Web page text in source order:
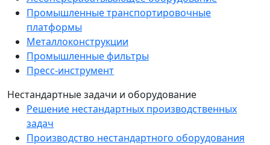
Промышленные транспортировочные
платформы
Металлоконструкции
Промышленные фильтры
Пресс-инструмент
Нестандартные задачи и оборудование
Решение нестандартных производственных
задач
Производство нестандартного оборудования